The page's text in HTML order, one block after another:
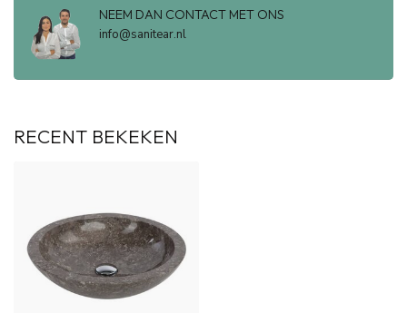
NEEM DAN CONTACT MET ONS
info@sanitear.nl
RECENT BEKEKEN